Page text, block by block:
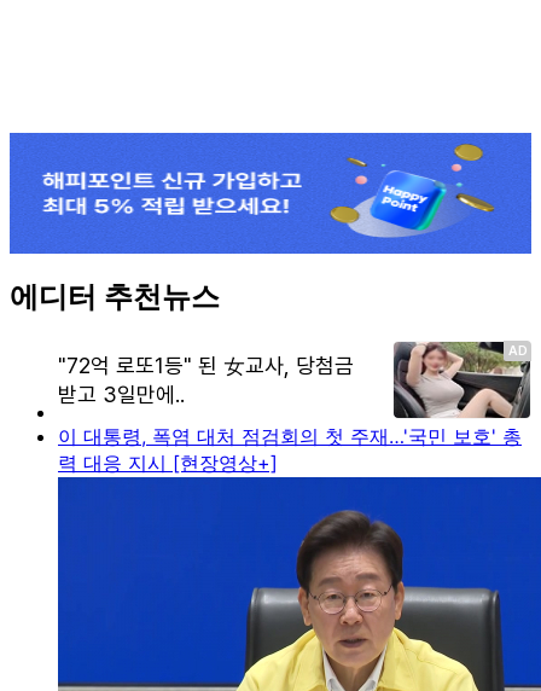
에디터 추천뉴스
이 대통령, 폭염 대처 점검회의 첫 주재…'국민 보호' 총
력 대응 지시 [현장영상+]